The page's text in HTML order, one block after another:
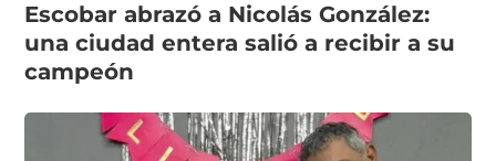
Escobar abrazó a Nicolás González:
una ciudad entera salió a recibir a su
campeón